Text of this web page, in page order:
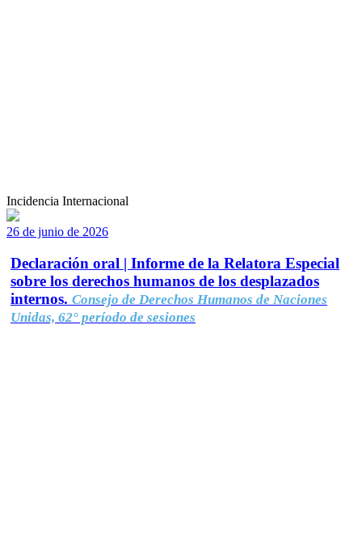
Incidencia Internacional
26 de junio de 2026
Declaración oral | Informe de la Relatora Especial
sobre los derechos humanos de los desplazados
internos. Consejo de Derechos Humanos de Naciones
Unidas, 62° período de sesiones